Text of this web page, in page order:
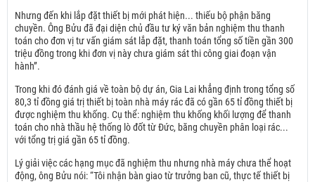
Nhưng đến khi lắp đặt thiết bị mới phát hiện... thiếu bộ phận băng
chuyền. Ông Bửu đã đại diện chủ đầu tư ký văn bản nghiệm thu thanh
toán cho đơn vị tư vấn giám sát lắp đặt, thanh toán tổng số tiền gần 300
triệu đồng trong khi đơn vị này chưa giám sát thi công giai đoạn vận
hành”.
Trong khi đó đánh giá về toàn bộ dự án, Gia Lai khẳng định trong tổng số
80,3 tỉ đồng giá trị thiết bị toàn nhà máy rác đã có gần 65 tỉ đồng thiết bị
được nghiệm thu khống. Cụ thể: nghiệm thu khống khối lượng để thanh
toán cho nhà thầu hệ thống lò đốt từ Đức, băng chuyền phân loại rác...
với tổng trị giá gần 65 tỉ đồng.
Lý giải việc các hạng mục đã nghiệm thu nhưng nhà máy chưa thể hoạt
động, ông Bửu nói: “Tôi nhận bàn giao từ trưởng ban cũ, thực tế thiết bị